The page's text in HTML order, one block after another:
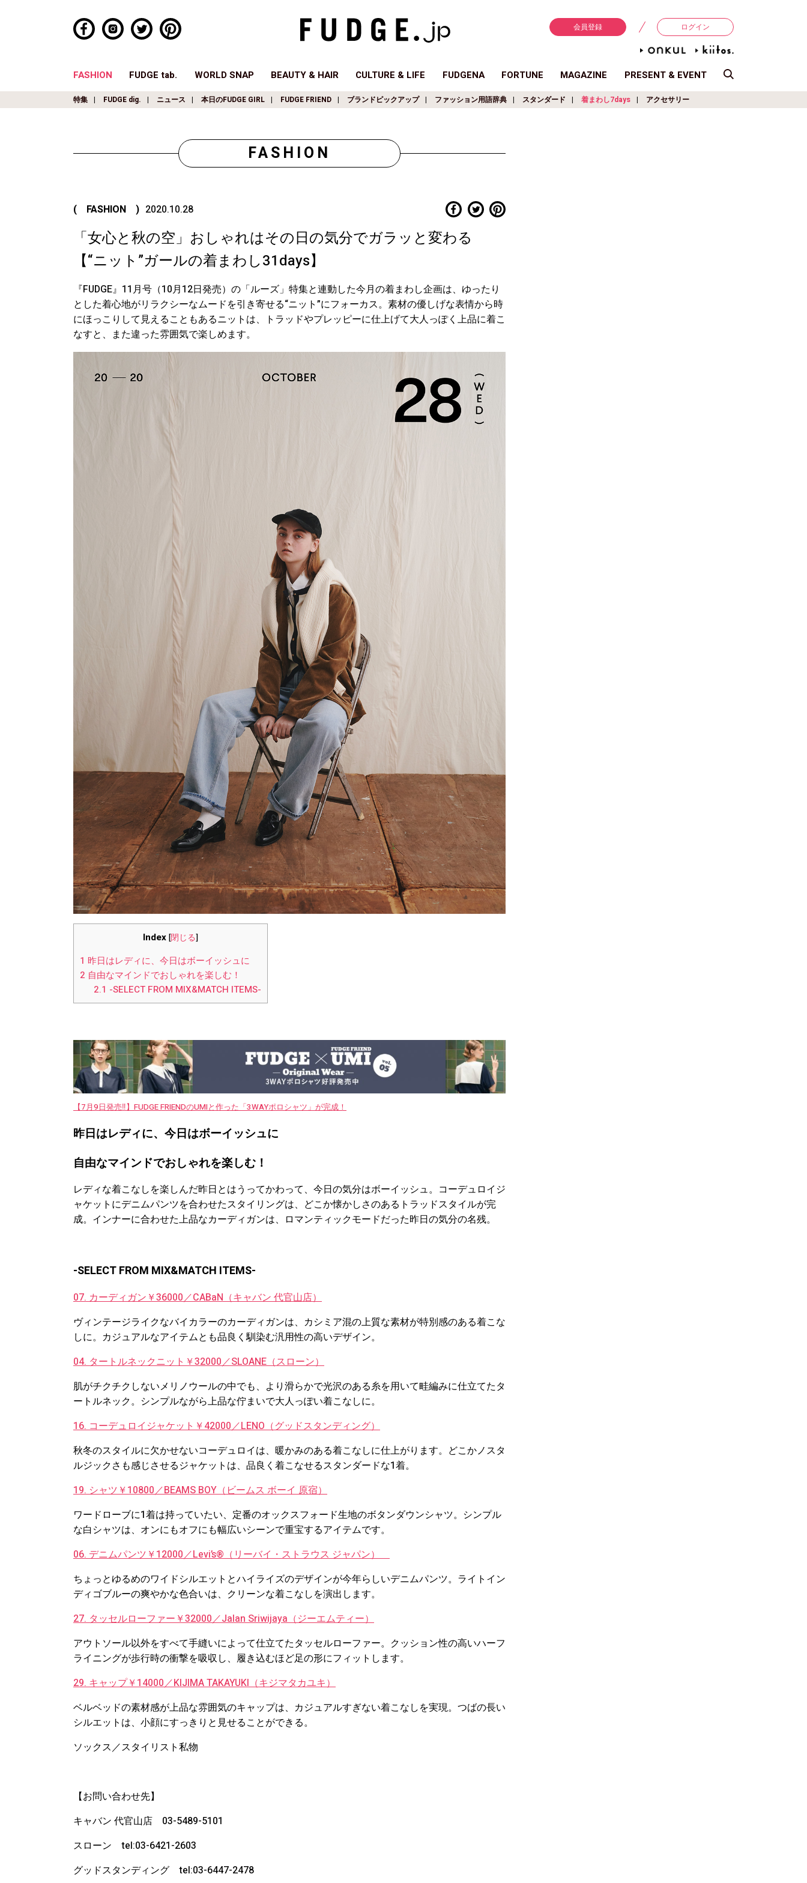
会員登録 ログイン
FASHION FUDGE tab. WORLD SNAP BEAUTY & HAIR CULTURE & LIFE FUDGENA FORTUNE MAGAZINE PRESENT & EVENT
特集 FUDGE dig. ニュース 本日のFUDGE GIRL FUDGE FRIEND ブランドピックアップ ファッション用語辞典 スタンダード 着まわし7days アクセサリー
FASHION
( FASHION ) 2020.10.28
「女心と秋の空」おしゃれはその日の気分でガラッと変わる
【“ニット”ガールの着まわし31days】
『FUDGE』11月号（10月12日発売）の「ルーズ」特集と連動した今月の着まわし企画は、ゆったり
とした着心地がリラクシーなムードを引き寄せる“ニット”にフォーカス。素材の優しげな表情から時
にほっこりして見えることもあるニットは、トラッドやプレッピーに仕上げて大人っぽく上品に着こ
なすと、また違った雰囲気で楽しめます。
Index [閉じる]
1 昨日はレディに、今日はボーイッシュに
2 自由なマインドでおしゃれを楽しむ！
2.1 -SELECT FROM MIX&MATCH ITEMS-
【7月9日発売‼︎】FUDGE FRIENDのUMIと作った「3WAYポロシャツ」が完成！
昨日はレディに、今日はボーイッシュに
自由なマインドでおしゃれを楽しむ！
レディな着こなしを楽しんだ昨日とはうってかわって、今日の気分はボーイッシュ。コーデュロイジ
ャケットにデニムパンツを合わせたスタイリングは、どこか懐かしさのあるトラッドスタイルが完
成。インナーに合わせた上品なカーディガンは、ロマンティックモードだった昨日の気分の名残。
-SELECT FROM MIX&MATCH ITEMS-
07. カーディガン￥36000／CABaN（キャバン 代官山店）
ヴィンテージライクなバイカラーのカーディガンは、カシミア混の上質な素材が特別感のある着こな
しに。カジュアルなアイテムとも品良く馴染む汎用性の高いデザイン。
04. タートルネックニット￥32000／SLOANE（スローン）
肌がチクチクしないメリノウールの中でも、より滑らかで光沢のある糸を用いて畦編みに仕立てたタ
ートルネック。シンプルながら上品な佇まいで大人っぽい着こなしに。
16. コーデュロイジャケット￥42000／LENO（グッドスタンディング）
秋冬のスタイルに欠かせないコーデュロイは、暖かみのある着こなしに仕上がります。どこかノスタ
ルジックさも感じさせるジャケットは、品良く着こなせるスタンダードな1着。
19. シャツ￥10800／BEAMS BOY（ビームス ボーイ 原宿）
ワードローブに1着は持っていたい、定番のオックスフォード生地のボタンダウンシャツ。シンプル
な白シャツは、オンにもオフにも幅広いシーンで重宝するアイテムです。
06. デニムパンツ￥12000／Levi’s®︎（リーバイ・ストラウス ジャパン）
ちょっとゆるめのワイドシルエットとハイライズのデザインが今年らしいデニムパンツ。ライトイン
ディゴブルーの爽やかな色合いは、クリーンな着こなしを演出します。
27. タッセルローファー￥32000／Jalan Sriwijaya（ジーエムティー）
アウトソール以外をすべて手縫いによって仕立てたタッセルローファー。クッション性の高いハーフ
ライニングが歩行時の衝撃を吸収し、履き込むほど足の形にフィットします。
29. キャップ￥14000／KIJIMA TAKAYUKI（キジマタカユキ）
ベルベッドの素材感が上品な雰囲気のキャップは、カジュアルすぎない着こなしを実現。つばの長い
シルエットは、小顔にすっきりと見せることができる。
ソックス／スタイリスト私物
【お問い合わせ先】
キャバン 代官山店 03-5489-5101
スローン tel:03-6421-2603
グッドスタンディング tel:03-6447-2478